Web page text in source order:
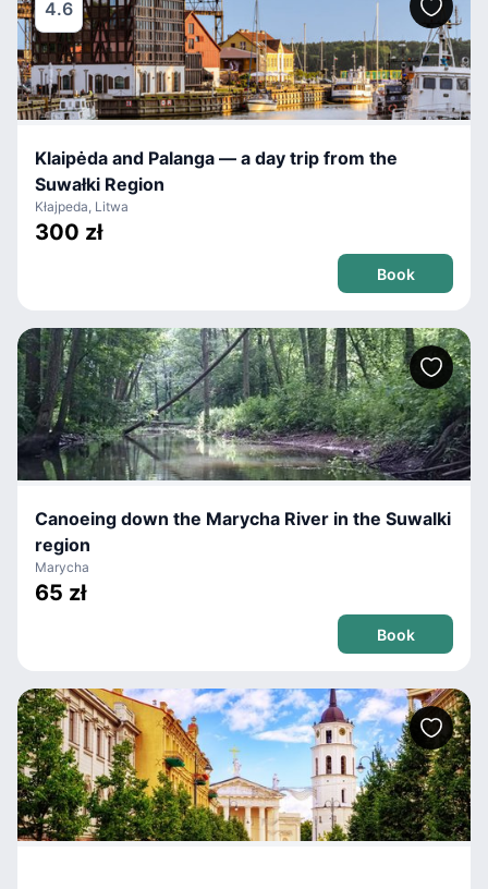
4.6
Klaipėda and Palanga — a day trip from the
Suwałki Region
Kłajpeda, Litwa
300 zł
Book
Canoeing down the Marycha River in the Suwalki
region
Marycha
65 zł
Book